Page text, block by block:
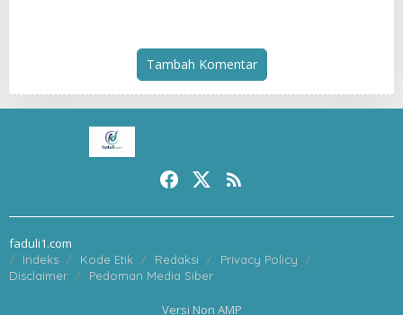
Tambah Komentar
faduli1.com
Indeks Kode Etik Redaksi
Privacy Policy
Disclaimer
Pedoman Media Siber
Versi Non AMP